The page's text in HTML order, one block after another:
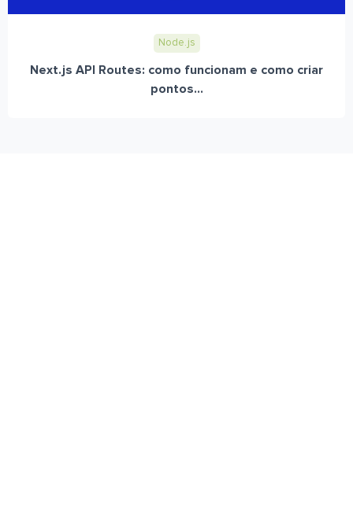
Node.js
Next.js API Routes: como funcionam e como criar
pontos...